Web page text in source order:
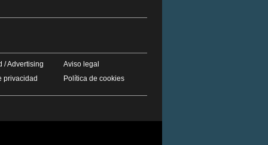
/ Advertising
privacidad
Aviso legal
Política de cookies